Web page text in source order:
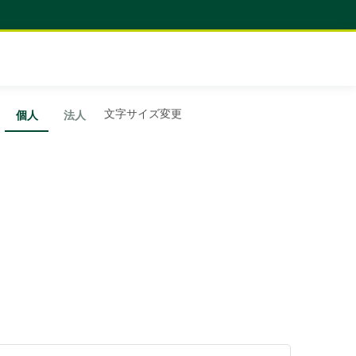
個人 法人 文字サイズ変更